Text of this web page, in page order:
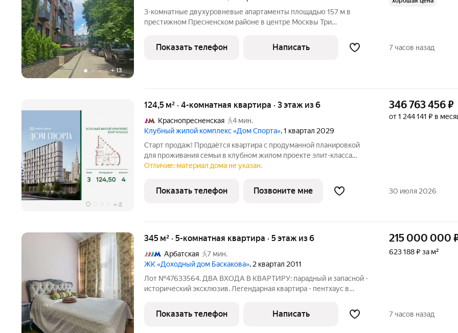
+13
3-комнатные двухуровневые апартаменты площадью 157 м в
престижном Пресненском районе в центре Москвы Три
приватное патио почувствуйте премиальный комфорт
загородной жизни в центре Москвы!
Показать телефон Написать 7 часов назад
+ 8
124,5 м² · 4-комнатная квартира · 3 этаж из 6
Краснопресненская
4 мин.
Клубный жилой комплекс «Дом Спорта», 1 квартал 2029
Старт продаж! Продаётся квартира с продуманной планировкой
для проживания семьи в клубном жилом проекте элит-класса
«Дом Спорта». Свет, простор и выразительная архитектура с
пространство с особой
346 763 456₽
от 1 244 141 ₽ в
Отличие: материал дома не указан.
Показать телефон Позвоните мне 30 июля 2026
345 м² · 5-комнатная квартира · 5 этаж из 6
Арбатская
7 мин.
ЖК «Доходный дом Баскакова», 2 квартал 2011
Лот №47633564. ДВА ВХОДА В КВАРТИРУ: парадный и запасной -
исторический эксклюзив. Легендарная квартира - пентхаус в
уровень: 3 спальни - Мастер-спальня с тремя гардеробными и
ванной
215 000 000
623 188 ₽ за м²
Показать телефон Написать 7 часов назад